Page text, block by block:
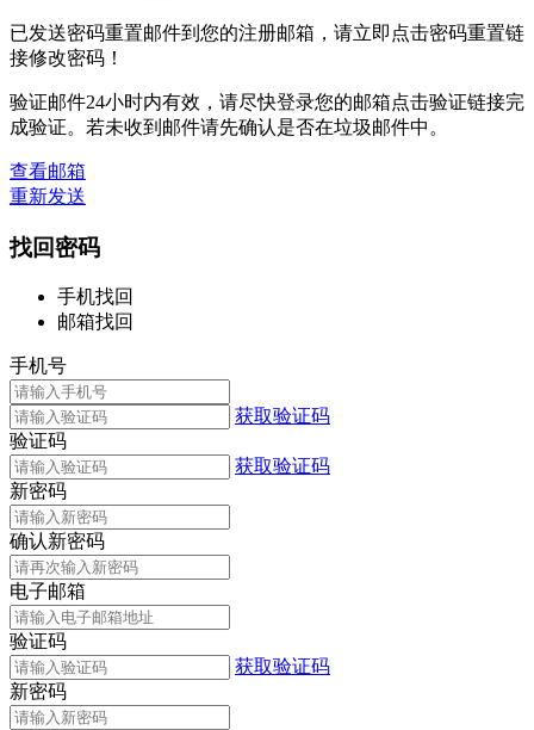
已发送密码重置邮件到您的注册邮箱，请立即点击密码重置链
接修改密码！
验证邮件24小时内有效，请尽快登录您的邮箱点击验证链接完
成验证。若未收到邮件请先确认是否在垃圾邮件中。
查看邮箱
重新发送
找回密码
手机找回
邮箱找回
手机号
获取验证码
验证码
获取验证码
新密码
确认新密码
电子邮箱
验证码
获取验证码
新密码